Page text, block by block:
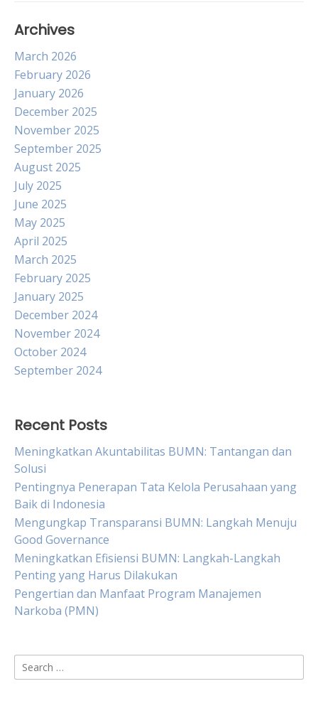
Archives
March 2026
February 2026
January 2026
December 2025
November 2025
September 2025
August 2025
July 2025
June 2025
May 2025
April 2025
March 2025
February 2025
January 2025
December 2024
November 2024
October 2024
September 2024
Recent Posts
Meningkatkan Akuntabilitas BUMN: Tantangan dan
Solusi
Pentingnya Penerapan Tata Kelola Perusahaan yang
Baik di Indonesia
Mengungkap Transparansi BUMN: Langkah Menuju
Good Governance
Meningkatkan Efisiensi BUMN: Langkah-Langkah
Penting yang Harus Dilakukan
Pengertian dan Manfaat Program Manajemen
Narkoba (PMN)
Search
for: